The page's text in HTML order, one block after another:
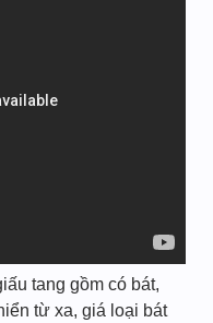
tang gồm có bát,
từ xa, giá loại bát